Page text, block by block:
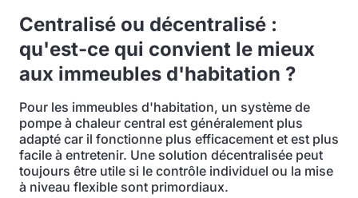
Centralisé ou décentralisé :
qu'est-ce qui convient le mieux
aux immeubles d'habitation ?
Pour les immeubles d'habitation, un système de
pompe à chaleur central est généralement plus
adapté car il fonctionne plus efficacement et est plus
facile à entretenir. Une solution décentralisée peut
toujours être utile si le contrôle individuel ou la mise
à niveau flexible sont primordiaux.